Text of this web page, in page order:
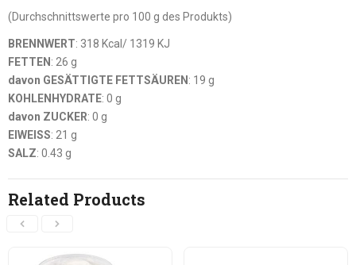
(Durchschnittswerte pro 100 g des Produkts)
BRENNWERT: 318 Kcal/ 1319 KJ
FETTEN : 26 g
davon GESÄTTIGTE FETTSÄUREN : 19 g
KOHLENHYDRATE: 0 g
davon ZUCKER: 0 g
EIWEISS: 21 g
SALZ: 0.43 g
Related Products